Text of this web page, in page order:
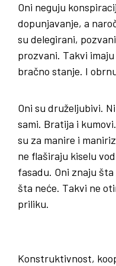
Oni neguju
dopunjavanje, a
su delegirani,
prozvani. Takvi
bračno stanje. I
Oni su druželjubivi.
sami. Bratija i
su za manire i
ne flaširaju kiselu
fasadu. Oni znaju
šta neće. Takvi ne
priliku.
Konstruktivnost,